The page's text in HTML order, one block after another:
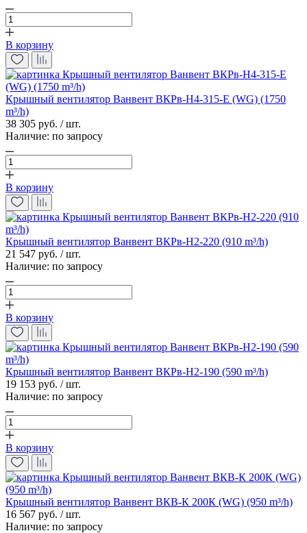
В корзину
Крышный вентилятор Ванвент ВКРв-Н4-315-E (WG) (1750
m³/h)
38 305 руб. / шт.
Наличие: по запросу
В корзину
Крышный вентилятор Ванвент ВКРв-Н2-220 (910 m³/h)
21 547 руб. / шт.
Наличие: по запросу
В корзину
Крышный вентилятор Ванвент ВКРв-Н2-190 (590 m³/h)
19 153 руб. / шт.
Наличие: по запросу
В корзину
Крышный вентилятор Ванвент ВКВ-К 200К (WG) (950 m³/h)
16 567 руб. / шт.
Наличие: по запросу